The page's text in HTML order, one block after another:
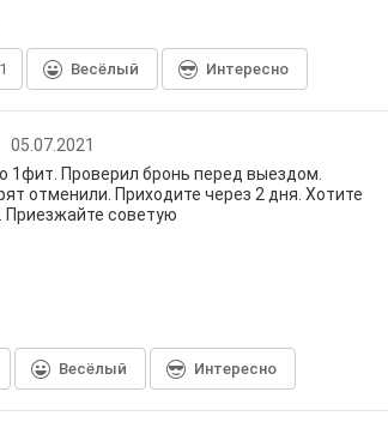
1 Весёлый Интересно
05.07.2021
1фит. Проверил бронь перед выездом.
отменили. Приходите через 2 дня. Хотите
Приезжайте советую
Весёлый Интересно